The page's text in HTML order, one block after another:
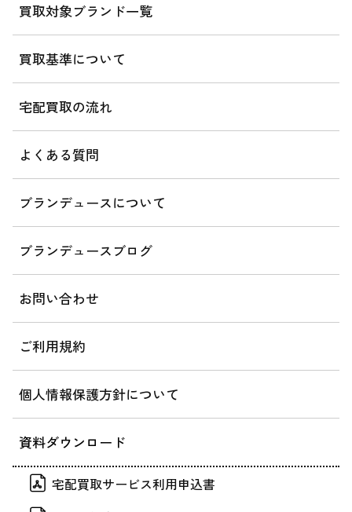
買取対象ブランド一覧
買取基準について
宅配買取の流れ
よくある質問
ブランデュースについて
ブランデュースブログ
お問い合わせ
ご利用規約
個人情報保護方針について
資料ダウンロード
宅配買取サービス利用申込書